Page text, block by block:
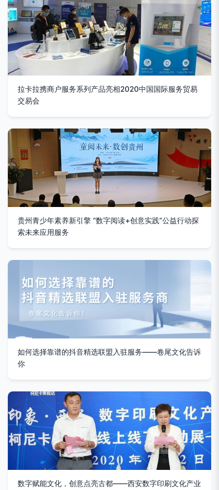
拉卡拉携商户服务系列产品亮相2020中国国际服务贸易
交易会
贵州青少年素养新引擎 “数字阅读+创意实践”公益行动探
索未来应用服务
如何选择靠谱的抖音精选联盟入驻服务——卷尾文化告诉
你
数字赋能文化，创意点亮古都——西安数字印刷文化产业